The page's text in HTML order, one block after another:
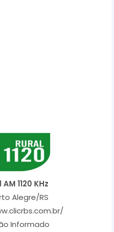
1120 KHz
Alegre/RS
Informado